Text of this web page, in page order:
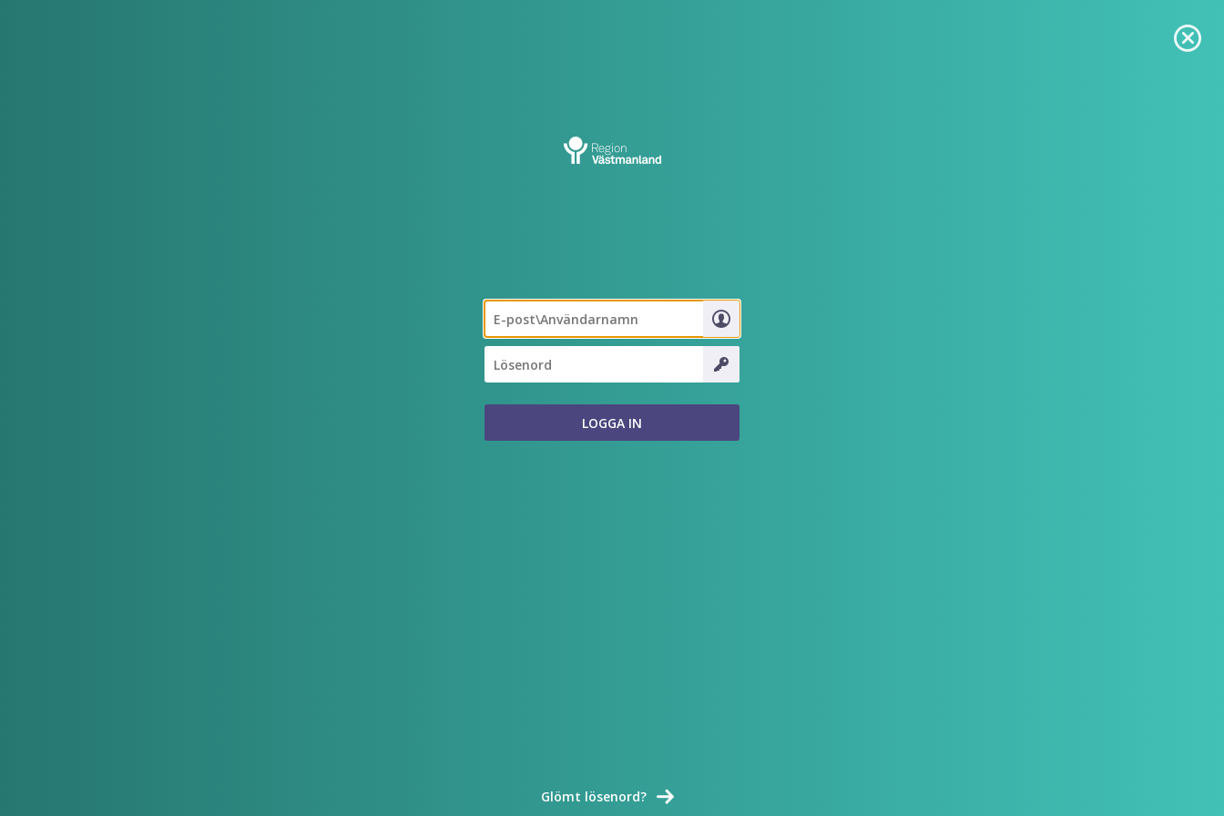
Glömt lösenord?